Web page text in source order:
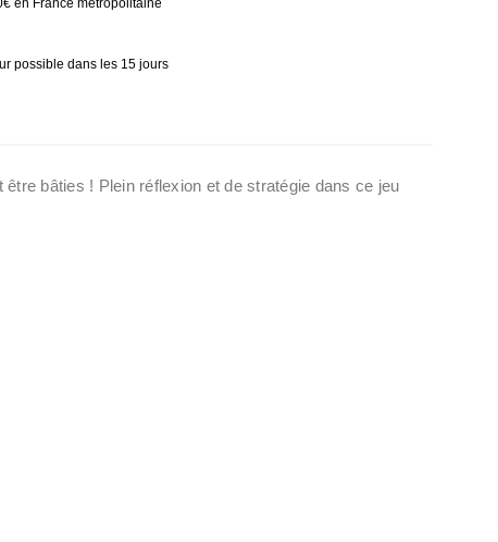
en France métropolitaine
possible dans les 15 jours
bâties ! Plein réflexion et de stratégie dans ce jeu